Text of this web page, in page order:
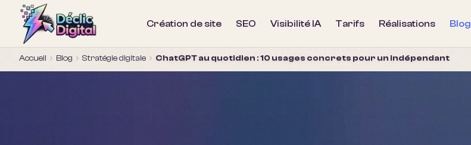
Création de site SEO Visibilité IA Tarifs Réalisations Blog
Accueil Blog Stratégie digitale ChatGPT au quotidien : 10 usages concrets pour un indépendant